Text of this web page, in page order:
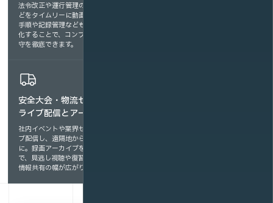
法令改正や運行管理のルール変更な
どをタイムリーに動画で配信。点呼
手順や記録管理などもeラーニング
化することで、コンプライアンス遵
守を徹底できます。
安全大会・物流セミナーの
ライブ配信とアーカイブ化
社内イベントや業界セミナーをライ
ブ配信し、遠隔地からも参加可能
に。録画アーカイブを活用すること
で、見逃し視聴や復習にも対応し、
情報共有の幅が広がります。